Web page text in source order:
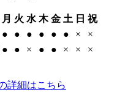
月 火 水 木 金 土 日 祝
● ● ● ● ● ● ×
×
● ● × ● ● × × ×